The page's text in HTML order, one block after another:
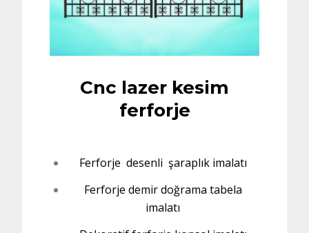
Cnc lazer kesim
ferforje
Ferforje desenli şaraplık imalatı
Ferforje demir doğrama tabela
imalatı